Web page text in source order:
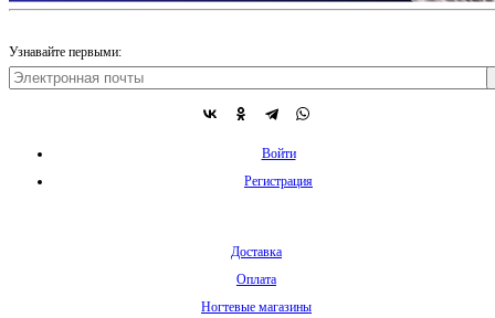
Узнавайте первыми:
Войти
Регистрация
Доставка
Оплата
Ногтевые магазины